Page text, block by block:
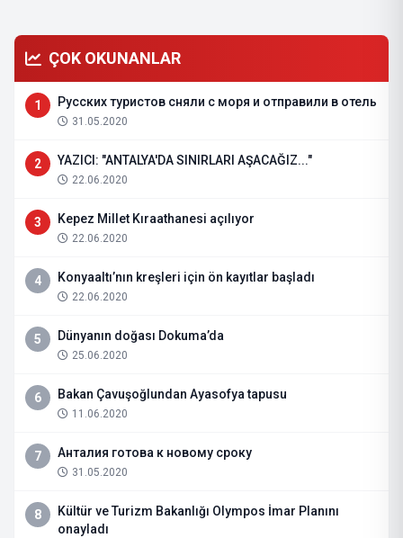
ÇOK OKUNANLAR
1 Русских туристов сняли с моря и отправили в отель
31.05.2020
2 YAZICI: "ANTALYA'DA SINIRLARI AŞACAĞIZ..."
22.06.2020
3 Kepez Millet Kıraathanesi açılıyor
22.06.2020
4 Konyaaltı’nın kreşleri için ön kayıtlar başladı
22.06.2020
5 Dünyanın doğası Dokuma’da
25.06.2020
6 Bakan Çavuşoğlundan Ayasofya tapusu
11.06.2020
7 Анталия готова к новому сроку
31.05.2020
8
Kültür ve Turizm Bakanlığı Olympos İmar Planını
onayladı